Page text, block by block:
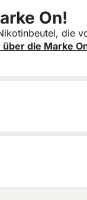
On!
die
über die Marke